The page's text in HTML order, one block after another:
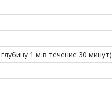
1 м в течение 30 минут)